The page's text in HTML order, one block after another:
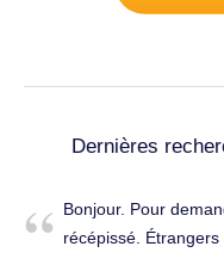
Dernières
Bonjour. Pour
récépissé.